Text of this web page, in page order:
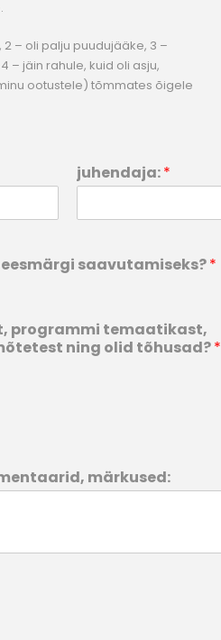
– oli palju puudujääke, 3 –
– jäin rahule, kuid oli asju,
ootustele) tõmmates õigele
juhendaja:*
saavutamiseks?*
programmi temaatikast,
ning olid tõhusad?*
märkused: